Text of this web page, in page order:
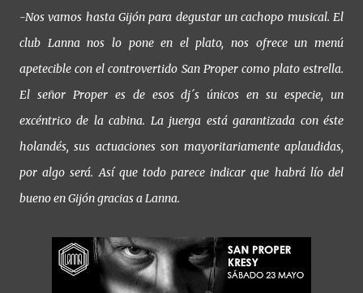
-Nos vamos hasta Gijón para degustar un cachopo musical. El
club Lanna nos lo pone en el plato, nos ofrece un menú
apetecible con el controvertido San Proper como plato estrella.
El señor Proper es de esos dj´s únicos en su especie, un
excéntrico de la cabina. La juerga está garantizada con éste
holandés, sus actuaciones son mayoritariamente aplaudidas,
por algo será. Así que todo parece indicar que habrá lío del
bueno en Gijón gracias a Lanna.